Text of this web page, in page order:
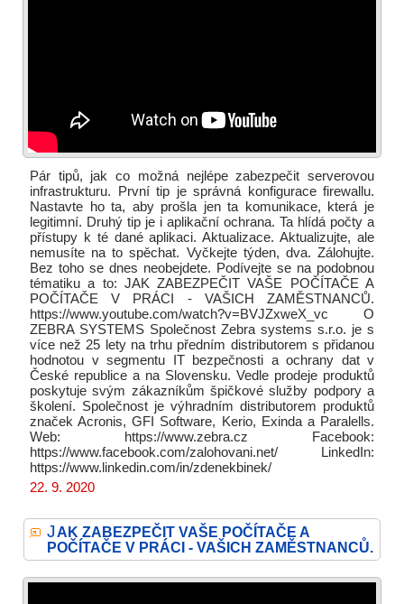
Pár tipů, jak co možná nejlépe zabezpečit serverovou
infrastrukturu. První tip je správná konfigurace firewallu.
Nastavte ho ta, aby prošla jen ta komunikace, která je
legitimní. Druhý tip je i aplikační ochrana. Ta hlídá počty a
přístupy k té dané aplikaci. Aktualizace. Aktualizujte, ale
nemusíte na to spěchat. Vyčkejte týden, dva. Zálohujte.
Bez toho se dnes neobejdete. Podívejte se na podobnou
tématiku a to: JAK ZABEZPEČIT VAŠE POČÍTAČE A
POČÍTAČE V PRÁCI - VAŠICH ZAMĚSTNANCŮ.
https://www.youtube.com/watch?v=BVJZxweX_vc O
ZEBRA SYSTEMS Společnost Zebra systems s.r.o. je s
více než 25 lety na trhu předním distributorem s přidanou
hodnotou v segmentu IT bezpečnosti a ochrany dat v
České republice a na Slovensku. Vedle prodeje produktů
poskytuje svým zákazníkům špičkové služby podpory a
školení. Společnost je výhradním distributorem produktů
značek Acronis, GFI Software, Kerio, Exinda a Paralells.
Web: https://www.zebra.cz Facebook:
https://www.facebook.com/zalohovani.net/ LinkedIn:
https://www.linkedin.com/in/zdenekbinek/
22. 9. 2020
JAK ZABEZPEČIT VAŠE POČÍTAČE A
POČÍTAČE V PRÁCI - VAŠICH ZAMĚSTNANCŮ.